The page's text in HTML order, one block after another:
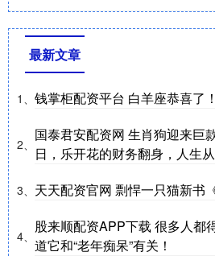
最新文章
1、 钱掌柜配资平台 白羊座恭喜了
2、
国泰君安配资网 生肖狗迎来巨
日，乐开花的财务翻身，人生
3、 天天配资官网 剽悍一只猫新书
4、
股来顺配资APP下载 很多人都
道它和“老年痴呆”有关！